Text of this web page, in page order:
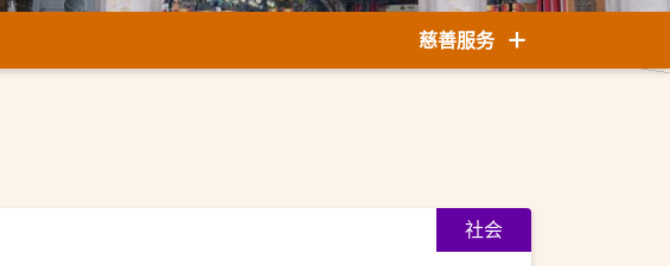
慈善服务
社会